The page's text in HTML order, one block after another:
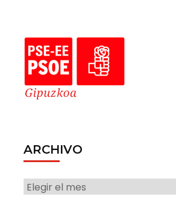
ARCHIVO
ARCHIVO